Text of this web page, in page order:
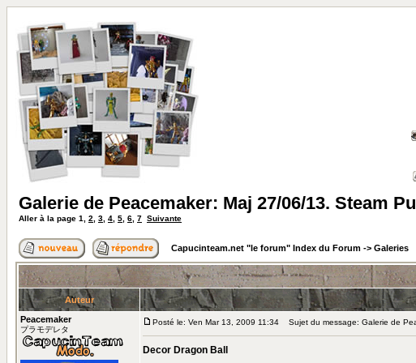
Galerie de Peacemaker: Maj 27/06/13. Steam
Aller à la page 1 2 3 4 5 6 7 Suivante
Capucinteam.net "le forum" Index du Forum -> Galeries
Auteur
Peacemaker
プラモデレタ
Posté le: Ven Mar 13, 2009 11:34 Sujet du message: Galerie de
Decor Dragon Ball